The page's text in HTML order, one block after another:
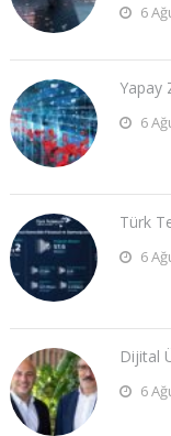
6
Yapay
6
Türk
6
Dijital
6